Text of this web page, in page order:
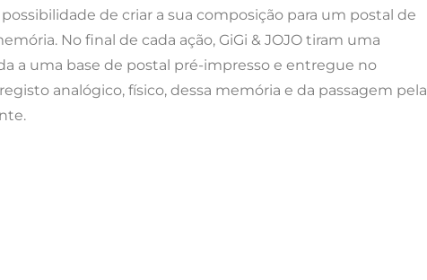
possibilidade de criar a sua composição para um postal de
No final de cada ação, GiGi & JOJO tiram uma
a uma base de postal pré-impresso e entregue no
analógico, físico, dessa memória e da passagem pela